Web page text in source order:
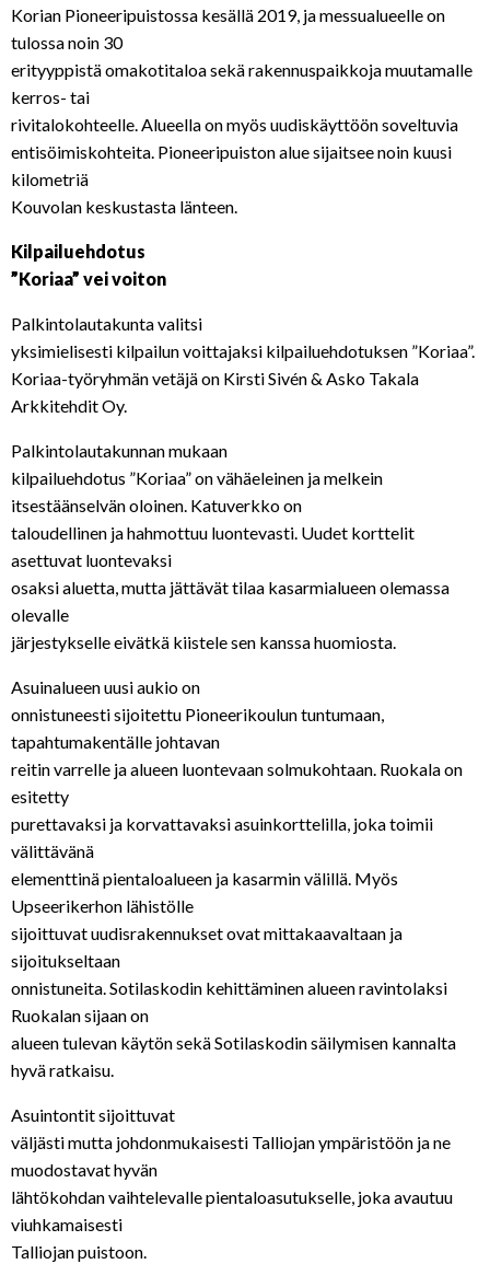
Korian Pioneeripuistossa kesällä 2019, ja messualueelle on
tulossa noin 30
erityyppistä omakotitaloa sekä rakennuspaikkoja muutamalle
kerros- tai
rivitalokohteelle. Alueella on myös uudiskäyttöön soveltuvia
entisöimiskohteita. Pioneeripuiston alue sijaitsee noin kuusi
kilometriä
Kouvolan keskustasta länteen.
Kilpailuehdotus
”Koriaa” vei voiton
Palkintolautakunta valitsi
yksimielisesti kilpailun voittajaksi kilpailuehdotuksen ”Koriaa”.
Koriaa-työryhmän vetäjä on Kirsti Sivén & Asko Takala
Arkkitehdit Oy.
Palkintolautakunnan mukaan
kilpailuehdotus ”Koriaa” on vähäeleinen ja melkein
itsestäänselvän oloinen. Katuverkko on
taloudellinen ja hahmottuu luontevasti. Uudet korttelit
asettuvat luontevaksi
osaksi aluetta, mutta jättävät tilaa kasarmialueen olemassa
olevalle
järjestykselle eivätkä kiistele sen kanssa huomiosta.
Asuinalueen uusi aukio on
onnistuneesti sijoitettu Pioneerikoulun tuntumaan,
tapahtumakentälle johtavan
reitin varrelle ja alueen luontevaan solmukohtaan. Ruokala on
esitetty
purettavaksi ja korvattavaksi asuinkorttelilla, joka toimii
välittävänä
elementtinä pientaloalueen ja kasarmin välillä. Myös
Upseerikerhon lähistölle
sijoittuvat uudisrakennukset ovat mittakaavaltaan ja
sijoitukseltaan
onnistuneita. Sotilaskodin kehittäminen alueen ravintolaksi
Ruokalan sijaan on
alueen tulevan käytön sekä Sotilaskodin säilymisen kannalta
hyvä ratkaisu.
Asuintontit sijoittuvat
väljästi mutta johdonmukaisesti Talliojan ympäristöön ja ne
muodostavat hyvän
lähtökohdan vaihtelevalle pientaloasutukselle, joka avautuu
viuhkamaisesti
Talliojan puistoon.